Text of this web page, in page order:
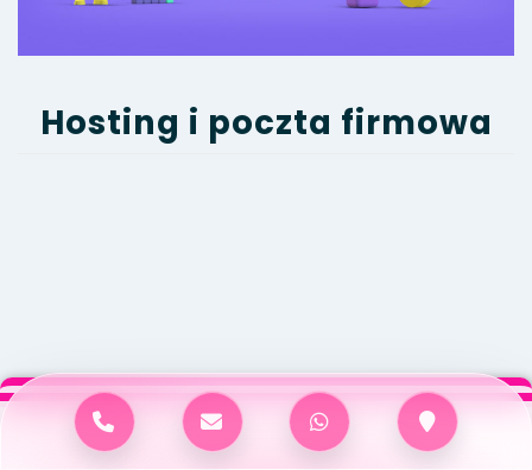
Hosting i poczta firmowa